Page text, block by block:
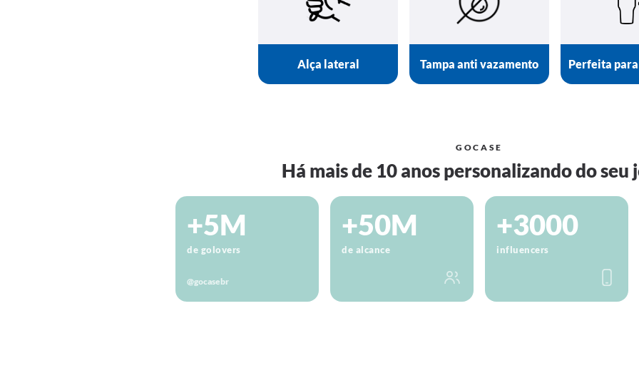
Alça lateral Tampa anti vazamento Perfeita
GOCASE
Há mais de 10 anos personalizando do seu
+5M
de golovers
@gocasebr
+50M
de alcance
+3000
influencers